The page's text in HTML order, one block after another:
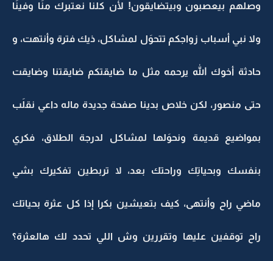
وصلهم بيعصبون وبيتضايقون! لأن كلنا نعتبرك منَا وفينَا
ولا نبي أسباب زواجكم تتحوَل لمشاكل، ذيك فترة وأنتهت، و
حادثة أخوك الله يرحمه مثل ما ضايقتكم ضايقتنا وضايقت
حتى منصور، لكن خلاص بدينا صفحة جديدة ماله داعي نقلَب
بمواضيع قديمة ونحوَلها لمشاكل لدرجة الطلاق، فكري
بنفسك وبحياتِك وراحتك بعد، لا تربطين تفكيرك بشي
ماضي راح وأنتهى، كيف بتعيشين بكرا إذا كل عثرة بحياتك
راح توقفين عليها وتقررين وش اللي تحدد لك هالعثرة؟